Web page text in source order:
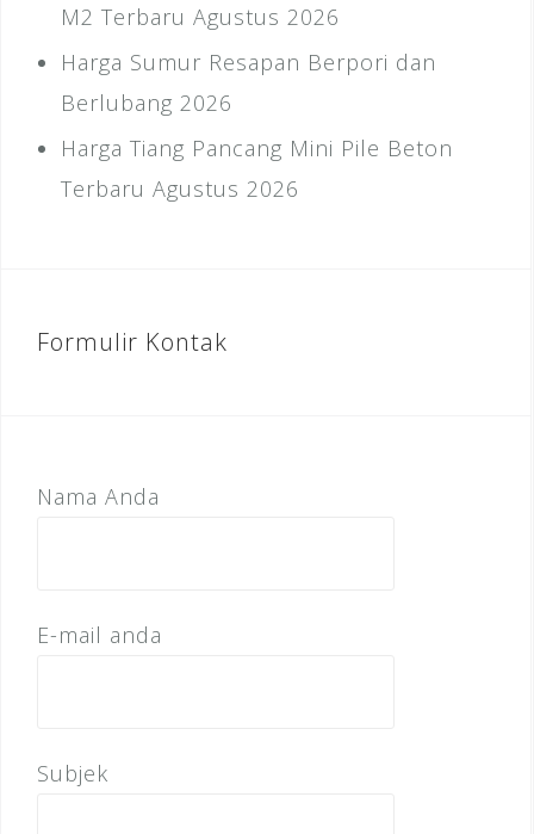
M2 Terbaru Agustus 2026
Harga Sumur Resapan Berpori dan
Berlubang 2026
Harga Tiang Pancang Mini Pile Beton
Terbaru Agustus 2026
Formulir Kontak
Nama Anda
E-mail anda
Subjek